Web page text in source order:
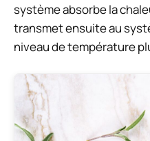
système absorbe la
transmet ensuite au
niveau de température